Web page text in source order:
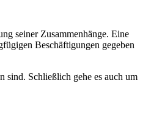
seiner Zusammenhänge. Eine
Beschäftigungen gegeben
sind. Schließlich gehe es auch um